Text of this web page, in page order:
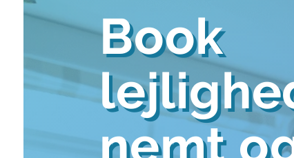
Book
nemt